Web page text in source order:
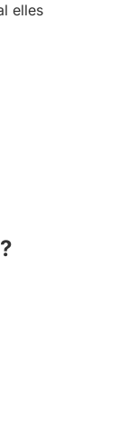
elles